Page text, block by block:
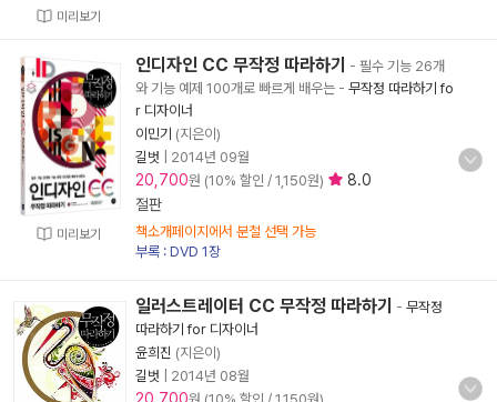
미리보기
미리보기
인디자인 CC 무작정 따라하기
- 필수 기능 26개
와 기능 예제 100개로 빠르게 배우는 - 무작정 따라하기 fo
r 디자이너
이민기 (지은이)
길벗
2014년 09월
20,700원 (10% 할인 / 1,150원)
8.0
절판
책소개페이지에서 분철 선택 가능
부록 : DVD 1장
일러스트레이터 CC 무작정 따라하기 - 무작정
따라하기 for 디자이너
윤희진 (지은이)
길벗
2014년 08월